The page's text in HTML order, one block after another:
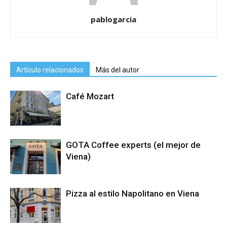
pablogarcia
Artículo relacionados Más del autor
Café Mozart
GOTA Coffee experts (el mejor de
Viena)
Pizza al estilo Napolitano en Viena